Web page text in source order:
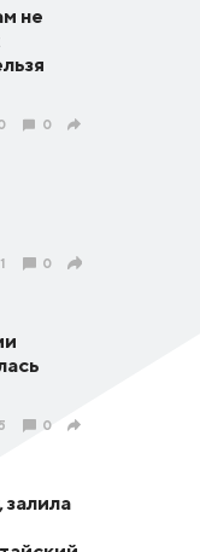
не
0
0
0
залила